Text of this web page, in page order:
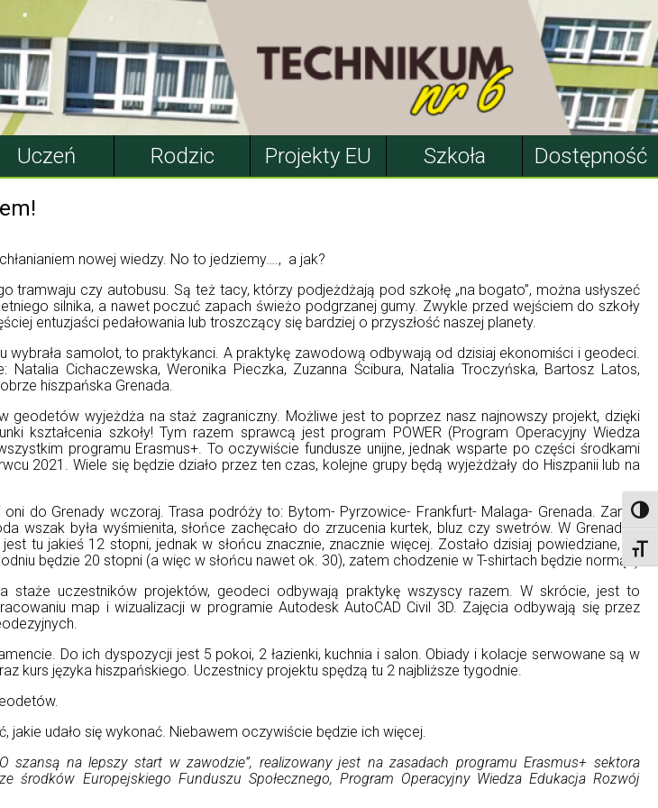
Uczeń Rodzic Projekty EU Szkoła Dostępność
nowej wiedzy. No to jedziemy…., a jak?
tramwaju czy autobusu. Są też tacy, którzy podjeżdżają pod szkołę „na bogato”, można usłyszeć
silnika, a nawet poczuć zapach świeżo podgrzanej gumy. Zwykle przed wejściem do szkoły
entuzjaści pedałowania lub troszczący się bardziej o przyszłość naszej planety.
wybrała samolot, to praktykanci. A praktykę zawodową odbywają od dzisiaj ekonomiści i geodeci.
Cichaczewska, Weronika Pieczka, Zuzanna Ścibura, Natalia Troczyńska, Bartosz Latos,
hiszpańska Grenada.
geodetów wyjeżdża na staż zagraniczny. Możliwe jest to poprzez nasz najnowszy projekt, dzięki
kształcenia szkoły! Tym razem sprawcą jest program POWER (Program Operacyjny Wiedza
programu Erasmus+. To oczywiście fundusze unijne, jednak wsparte po części środkami
2021. Wiele się będzie działo przez ten czas, kolejne grupy będą wyjeżdżały do Hiszpanii lub na
do Grenady wczoraj. Trasa podróży to: Bytom- Pyrzowice- Frankfurt- Malaga- Grenada. Zanim
wszak była wyśmienita, słońce zachęcało do zrzucenia kurtek, bluz czy swetrów. W Grenadzie
tu jakieś 12 stopni, jednak w słońcu znacznie, znacznie więcej. Zostało dzisiaj powiedziane, że
będzie 20 stopni (a więc w słońcu nawet ok. 30), zatem chodzenie w T-shirtach będzie normą:-)
staże uczestników projektów, geodeci odbywają praktykę wszyscy razem. W skrócie, jest to
map i wizualizacji w programie Autodesk AutoCAD Civil 3D. Zajęcia odbywają się przez
Do ich dyspozycji jest 5 pokoi, 2 łazienki, kuchnia i salon. Obiady i kolacje serwowane są w
kurs języka hiszpańskiego. Uczestnicy projektu spędzą tu 2 najbliższe tygodnie.
jakie udało się wykonać. Niebawem oczywiście będzie ich więcej.
szansą na lepszy start w zawodzie”, realizowany jest na zasadach programu Erasmus+ sektora
środków Europejskiego Funduszu Społecznego, Program Operacyjny Wiedza Edukacja Rozwój